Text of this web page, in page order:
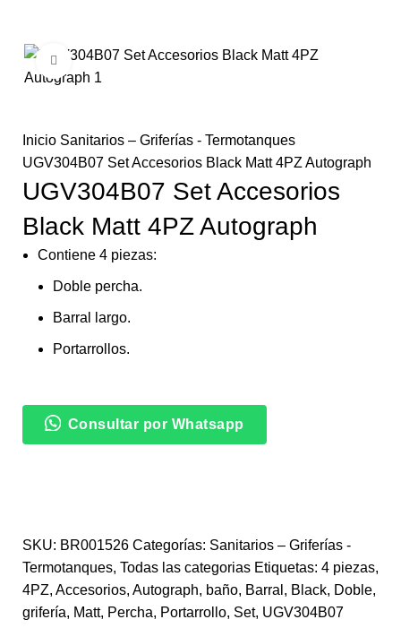
Click to enlarge
Inicio Sanitarios – Griferías - Termotanques
UGV304B07 Set Accesorios Black Matt 4PZ Autograph
UGV304B07 Set Accesorios
Black Matt 4PZ Autograph
Contiene 4 piezas:
Doble percha.
Barral largo.
Portarrollos.
Consultar por Whatsapp
SKU: BR001526 Categorías: Sanitarios – Griferías -
Termotanques, Todas las categorias Etiquetas: 4 piezas,
4PZ, Accesorios, Autograph, baño, Barral , Black, Doble,
grifería, Matt, Percha, Portarrollo, Set, UGV304B07